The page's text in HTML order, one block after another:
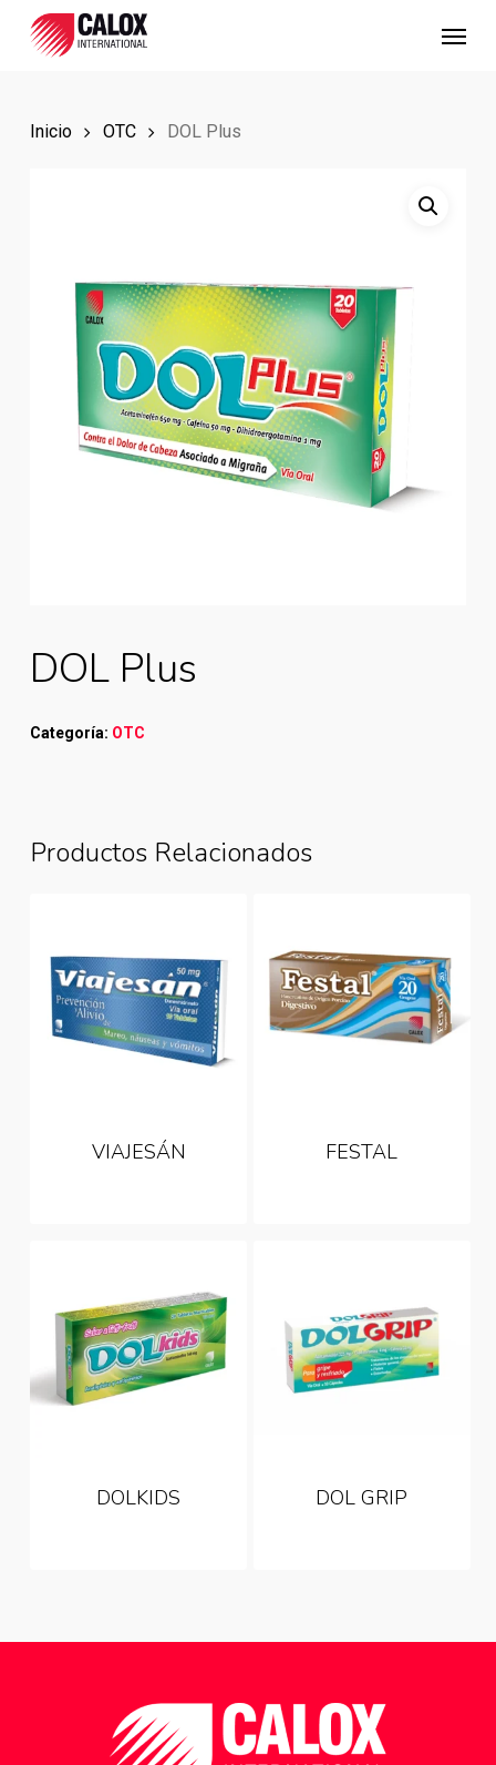
Inicio OTC DOL Plus
DOL Plus
Categoría: OTC
Productos Relacionados
VIAJESÁN FESTAL
DOLKIDS DOL GRIP